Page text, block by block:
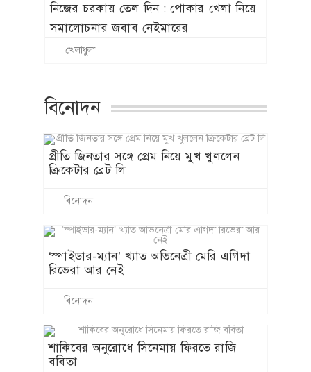
নিজের চরকায় তেল দিন : পোকার খেলা নিয়ে
সমালোচনার জবাব নেইমারের
খেলাধুলা
বিনোদন
প্রীতি জিনতার সঙ্গে প্রেম নিয়ে মুখ খুললেন
ক্রিকেটার ব্রেট লি
বিনোদন
‘স্পাইডার-ম্যান’ খ্যাত অভিনেত্রী মেরি এগিদা
রিভেরা আর নেই
বিনোদন
শাকিবের অনুরোধে সিনেমায় ফিরতে রাজি
ববিতা